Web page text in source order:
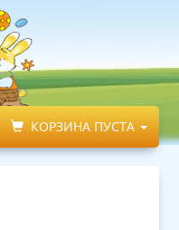
КОРЗИНА ПУСТА